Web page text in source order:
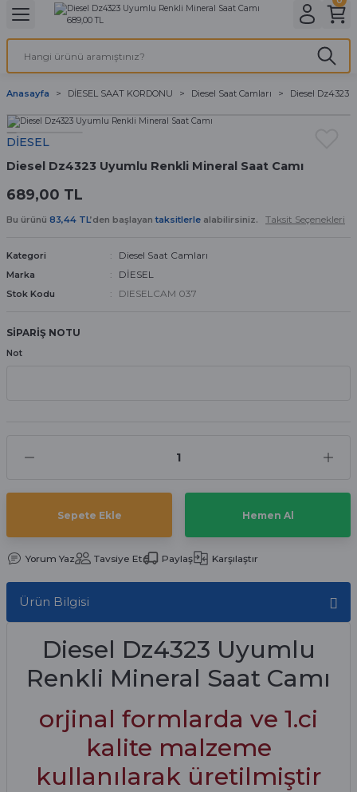
& ELEKTİRİK AYDINLATMA & ELEKTRİK
ve Cihaz Pilleri
ÇEŞİTLERİ
Kordon Çeşitleri
saat kordonu
Kordonları
Anasayfa DİESEL SAAT KORDONU Diesel Saat Camları Diesel Dz4323
DİESEL
Diesel Dz4323 Uyumlu Renkli Mineral Saat Camı
689,00 TL
Bu ürünü 83,44 TL’den başlayantaksitlerle alabilirsiniz. Taksit Seçenekleri
Kategori Diesel Saat Camları
Marka DİESEL
Stok Kodu DIESELCAM 037
SİPARİŞ NOTU
Not
Sepete Ekle Hemen Al
Yorum Yaz Tavsiye Et Paylaş Karşılaştır
Ürün Bilgisi
Diesel Dz4323 Uyumlu
Renkli Mineral Saat Camı
orjinal formlarda ve 1.ci
kalite malzeme
kullanılarak üretilmiştir